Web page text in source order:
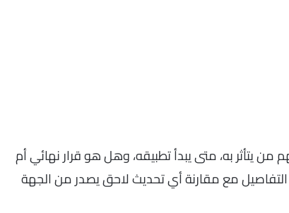
يتأثر به، متى يبدأ تطبيقه، وهل هو قرار نهائي أم
مع مقارنة أي تحديث لاحق يصدر من الجهة